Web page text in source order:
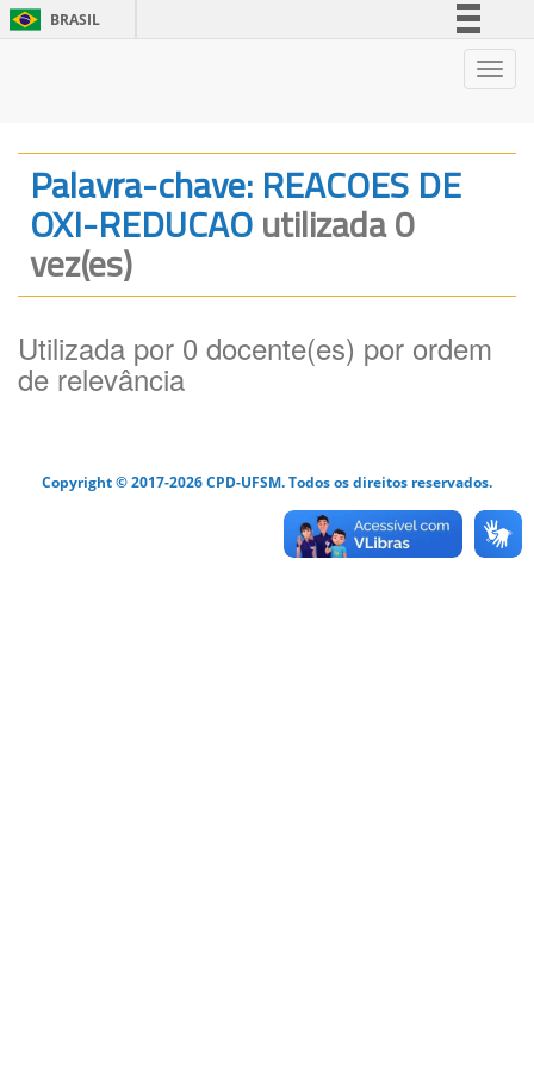
BRASIL
Legislação
Canais
Palavra-chave: REACOES DE
OXI-REDUCAOutilizada 0
vez(es)
Utilizada por 0 docente(es) por ordem
de relevância
Copyright © 2017-2026 CPD-UFSM. Todos os direitos reservados.